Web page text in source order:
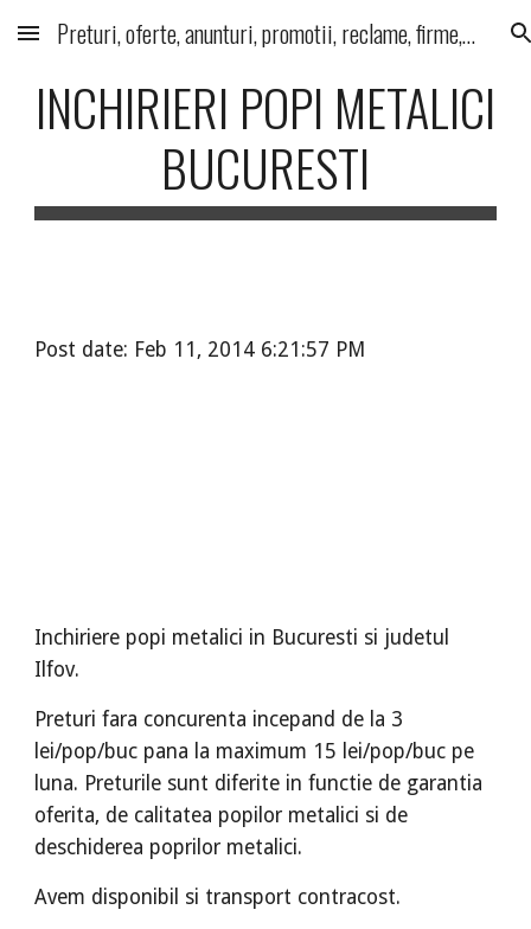
Skip to main content Skip to navigation
Preturi, oferte, anunturi, promotii, reclame, firme, produse, servicii
INCHIRIERI POPI METALICI
BUCURESTI
Post date: Feb 11, 2014 6:21:57 PM
Inchiriere popi metalici in Bucuresti si judetul
Ilfov.
Preturi fara concurenta incepand de la 3
lei/pop/buc pana la maximum 15 lei/pop/buc pe
luna. Preturile sunt diferite in functie de garantia
oferita, de calitatea popilor metalici si de
deschiderea poprilor metalici.
Avem disponibil si transport contracost.